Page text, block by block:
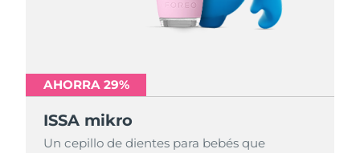
AHORRA 29%
ISSA mikro
Un cepillo de dientes para bebés que
AHORRA 29%
ISSA mikro
Un cepillo de dientes para bebés que
AHORRA 29%
ISSA mikro
Un cepillo de dientes para bebés que